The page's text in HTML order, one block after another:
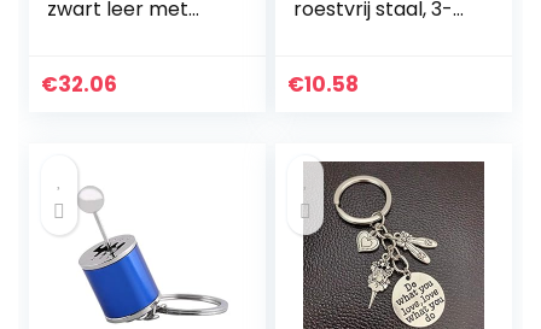
zwart leer met
€32.06
roestvrij staal, 3-
afneembaar,
€10.58